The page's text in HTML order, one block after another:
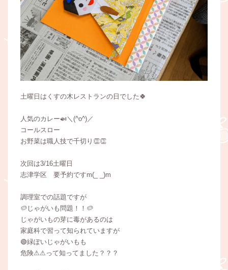
土曜日はくすの木レストランの日でした🍀
人気のカレー🍛＼(^o^)／
コールスロー
お野菜は職人技で千切り👏👏
次回は3/16土曜日
志津学区 要予約ですm(_ _)m
調理室での話題ですが
🥔じゃがいも問題！！🥔
じゃがいもの芽に毒があるのは
家庭科で習って知られていますが
🟢緑ぽいじゃがいもも
危険⚠⚠って知ってました？？？